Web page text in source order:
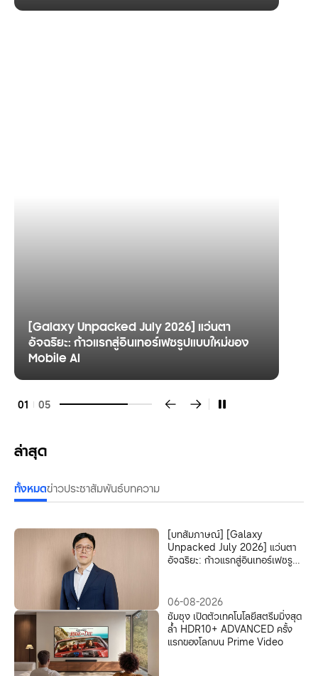
[Galaxy Unpacked July 2026] แว่นตา
อัจฉริยะ: ก้าวแรกสู่อินเทอร์เฟซรูปแบบใหม่ของ
Mobile AI
01 05
ล่าสุด
ทั้งหมดข่าวประชาสัมพันธ์บทความ
[บทสัมภาษณ์] [Galaxy
Unpacked July 2026] แว่นตา
อัจฉริยะ: ก้าวแรกสู่อินเทอร์เฟซรูป
06-08-2026
ซัมซุง เปิดตัวเทคโนโลยีสตรีมมิ่งสุด
ล้ำ HDR10+ ADVANCED ครั้ง
แรกของโลกบน Prime Video